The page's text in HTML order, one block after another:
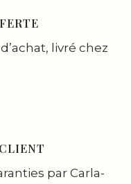
d’achat, livré chez
par Carla-